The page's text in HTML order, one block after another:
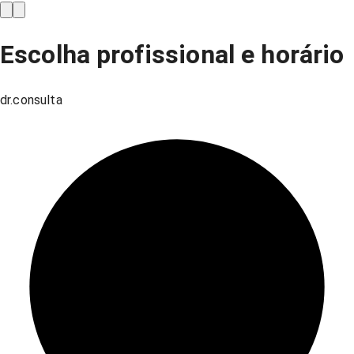
Escolha profissional e horário
dr.consulta